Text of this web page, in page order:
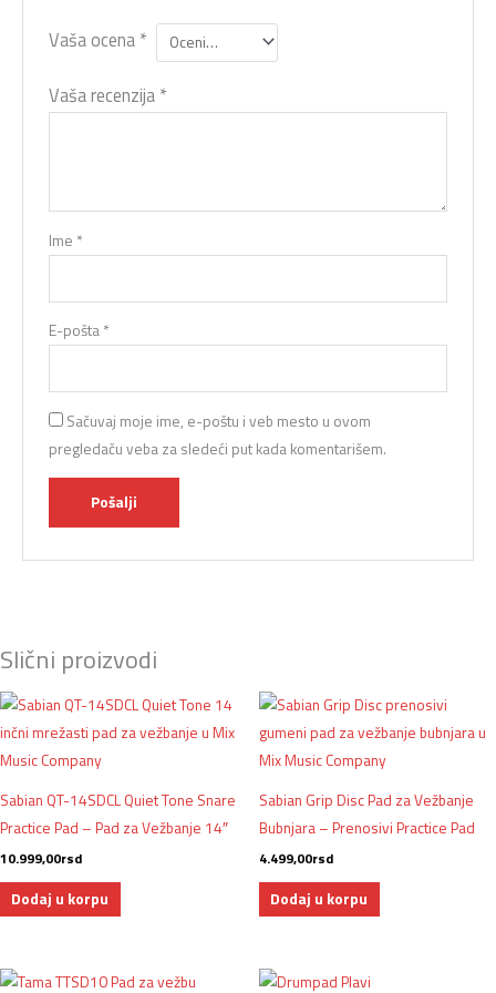
Vaša ocena *
Vaša recenzija *
Ime *
E-pošta *
Sačuvaj moje ime, e-poštu i veb mesto u ovom
pregledaču veba za sledeći put kada komentarišem.
Slični proizvodi
Sabian QT-14SDCL Quiet Tone Snare
Practice Pad – Pad za Vežbanje 14″
10.999,00rsd
Dodaj u korpu
Sabian Grip Disc Pad za Vežbanje
Bubnjara – Prenosivi Practice Pad
4.499,00rsd
Dodaj u korpu
Originalna
Trenutna